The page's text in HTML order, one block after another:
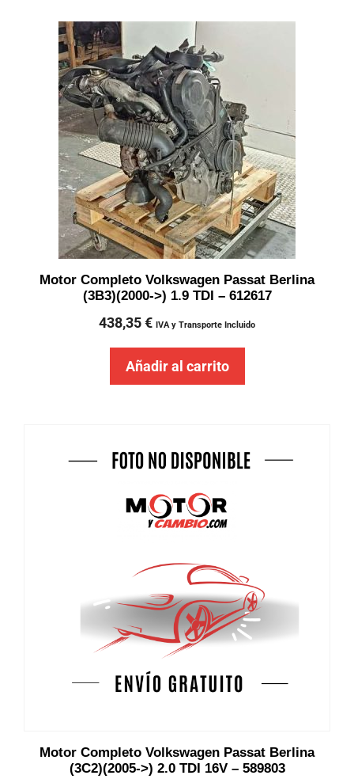
Motor Completo Volkswagen Passat Berlina
(3B3)(2000->) 1.9 TDI – 612617
438,35€ IVA y Transporte Incluido
Añadir al carrito
Motor Completo Volkswagen Passat Berlina
(3C2)(2005->) 2.0 TDI 16V – 589803